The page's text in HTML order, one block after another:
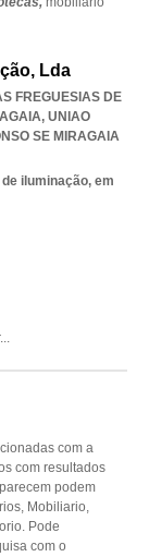
Lda
FREGUESIAS DE
, UNIAO
SE MIRAGAIA
iluminação, em
...
com a
com resultados
podem
Mobiliario,
Pode
com o